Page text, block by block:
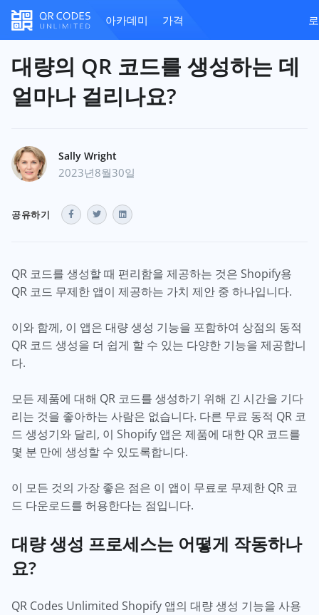
아카데미 가격
대량의 QR 코드를 생성하는 데
얼마나 걸리나요?
Sally Wright
2023년8월30일
공유하기
QR 코드를 생성할 때 편리함을 제공하는 것은 Shopify용
QR 코드 무제한 앱이 제공하는 가치 제안 중 하나입니다.
이와 함께, 이 앱은 대량 생성 기능을 포함하여 상점의 동적
QR 코드 생성을 더 쉽게 할 수 있는 다양한 기능을 제공합니
다.
모든 제품에 대해 QR 코드를 생성하기 위해 긴 시간을 기다
리는 것을 좋아하는 사람은 없습니다. 다른 무료 동적 QR 코
드 생성기와 달리, 이 Shopify 앱은 제품에 대한 QR 코드를
몇 분 만에 생성할 수 있도록합니다.
이 모든 것의 가장 좋은 점은 이 앱이 무료로 무제한 QR 코
드 다운로드를 허용한다는 점입니다.
대량 생성 프로세스는 어떻게 작동하나
요?
QR Codes Unlimited Shopify 앱의 대량 생성 기능을 사용